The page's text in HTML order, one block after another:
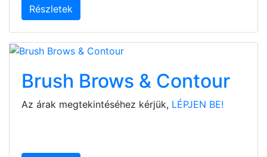
Részletek
Brush Brows & Contour
Az árak megtekintéséhez kérjük, LÉPJEN BE!